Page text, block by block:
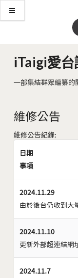
iTaigi愛台
一部集結群眾編纂的
維修公告
維修公告紀錄:
日期
事項
2024.11.29
由於後台仍收到大
2024.11.10
更新外部超連結網
2024.11.7